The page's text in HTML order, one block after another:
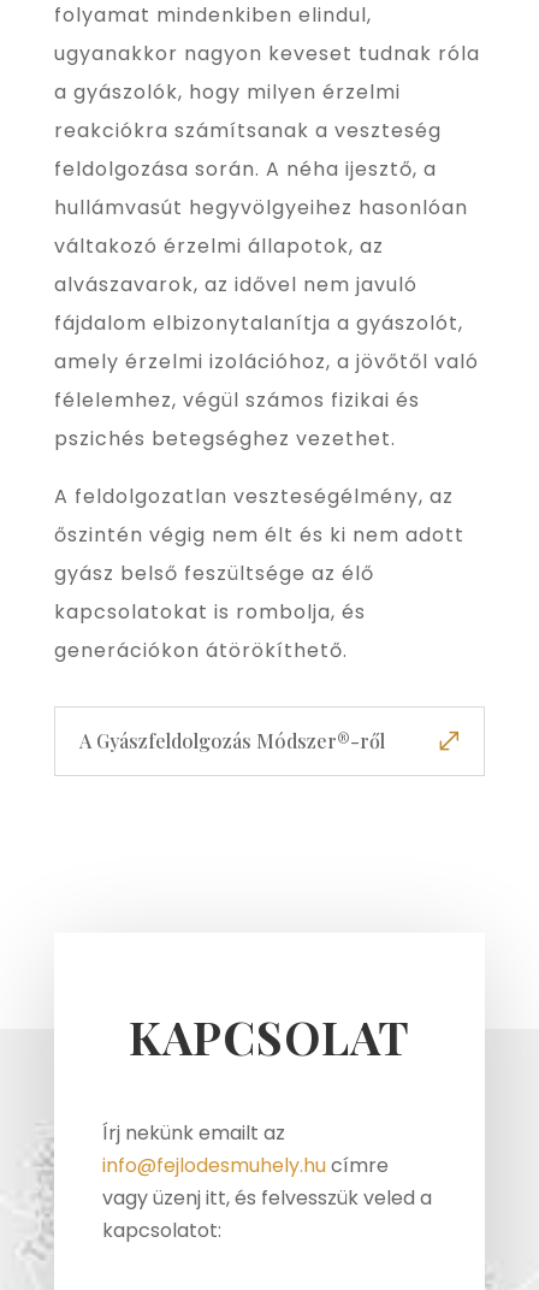
folyamat mindenkiben elindul,
ugyanakkor nagyon keveset tudnak róla
a gyászolók, hogy milyen érzelmi
reakciókra számítsanak a veszteség
feldolgozása során. A néha ijesztő, a
hullámvasút hegyvölgyeihez hasonlóan
váltakozó érzelmi állapotok, az
alvászavarok, az idővel nem javuló
fájdalom elbizonytalanítja a gyászolót,
amely érzelmi izolációhoz, a jövőtől való
félelemhez, végül számos fizikai és
pszichés betegséghez vezethet.
A feldolgozatlan veszteségélmény, az
őszintén végig nem élt és ki nem adott
gyász belső feszültsége az élő
kapcsolatokat is rombolja, és
generációkon átörökíthető.
A Gyászfeldolgozás Módszer®-ről
KAPCSOLAT
Írj nekünk emailt az
info@fejlodesmuhely.hucímre
vagy üzenj itt, és felvesszük veled a
kapcsolatot: